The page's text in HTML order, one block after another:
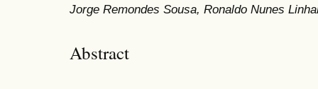
Jorge Remondes Sousa, Ronaldo Nunes
Abstract